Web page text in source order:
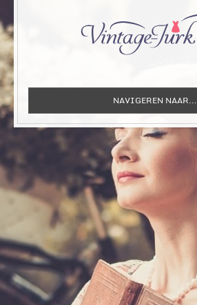
NAVIGEREN NAAR...